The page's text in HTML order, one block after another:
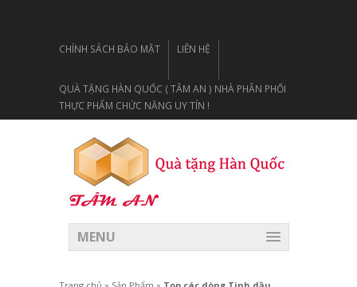
CHÍNH SÁCH BẢO MẬT LIÊN HỆ
QUÀ TẶNG HÀN QUỐC ( TÂM AN ) NHÀ PHÂN PHỐI
THỰC PHẨM CHỨC NĂNG UY TÍN !
MENU